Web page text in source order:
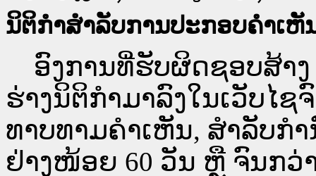
ນິຕິກຳສຳລັບການປະກອບຄຳເຫັ
ອົງການທີ່ຮັບຜິດຊອບສ້າງ
ຮ່າງນິຕິກຳມາລົງໃນ​ເວັບ​ໄ
ທາບທາມຄຳເຫັນ, ສໍາລັບກໍ
ຢ່າງໜ້ອຍ 60 ວັນ ຫຼື ຈົນກ